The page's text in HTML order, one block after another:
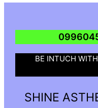
BE INTUCH
SHINE